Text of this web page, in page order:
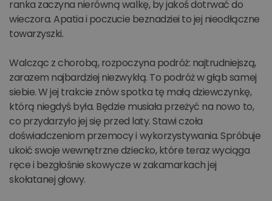
ranka zaczyna nierówną walkę, by jakoś dotrwać do
wieczora. Apatia i poczucie beznadziei to jej nieodłączne
towarzyszki.
Walcząc z chorobą, rozpoczyna podróż: najtrudniejszą,
zarazem najbardziej niezwykłą. To podróż w głąb samej
siebie. W jej trakcie znów spotka tę małą dziewczynkę,
którą niegdyś była. Będzie musiała przeżyć na nowo to,
co przydarzyło jej się przed laty. Stawi czoła
doświadczeniom przemocy i wykorzystywania. Spróbuje
ukoić swoje wewnętrzne dziecko, które teraz wyciąga
ręce i bezgłośnie skowycze w zakamarkach jej
skołatanej głowy.